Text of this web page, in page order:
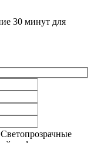
30 минут для